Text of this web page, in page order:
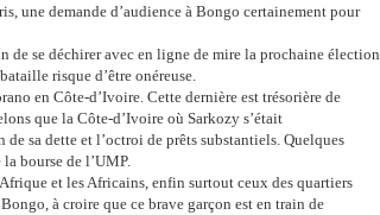
une demande d’audience à Bongo certainement pour
de se déchirer avec en ligne de mire la prochaine élection
risque d’être onéreuse.
en Côte-d’Ivoire. Cette dernière est trésorière de
que la Côte-d’Ivoire où Sarkozy s’était
sa dette et l’octroi de prêts substantiels. Quelques
bourse de l’UMP.
et les Africains, enfin surtout ceux des quartiers
à croire que ce brave garçon est en train de